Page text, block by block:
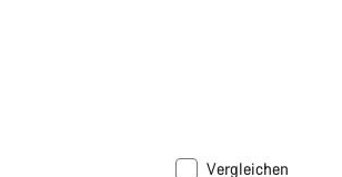
Vergleichen